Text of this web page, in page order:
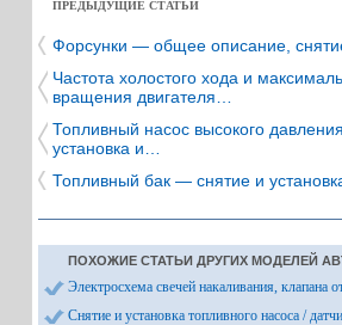
ПРЕДЫДУЩИЕ СТАТЬИ
Форсунки — общее описание,
Частота холостого хода и
вращения двигателя…
Топливный насос высокого
установка и…
Топливный бак — снятие и
ПОХОЖИЕ СТАТЬИ ДРУГИХ МОДЕЛЕЙ
Электросхема свечей накаливания, клапана
Снятие и установка топливного насоса /